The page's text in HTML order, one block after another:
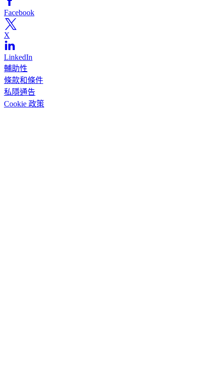
Facebook
X
LinkedIn
輔助性
條款和條件
私隱通告
Cookie 政策